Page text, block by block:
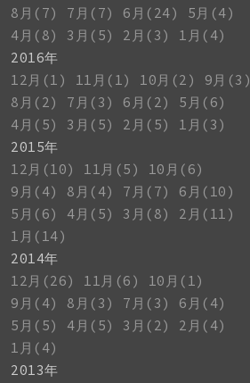
8月(7)
7月(7) 6月(24)
5月(4)
4月(8)
3月(5) 2月(3)
1月(4)
2016年
12月(1)
11月(1) 10月(2)
9月(3)
8月(2)
7月(3) 6月(2)
5月(6)
4月(5)
3月(5) 2月(5)
1月(3)
2015年
12月(10)
11月(5)
10月(6)
9月(4)
8月(4) 7月(7)
6月(10)
5月(6)
4月(5) 3月(8)
2月(11)
1月(14)
2014年
12月(26)
11月(6)
10月(1)
9月(4)
8月(3) 7月(3)
6月(4)
5月(5)
4月(5) 3月(2)
2月(4)
1月(4)
2013年